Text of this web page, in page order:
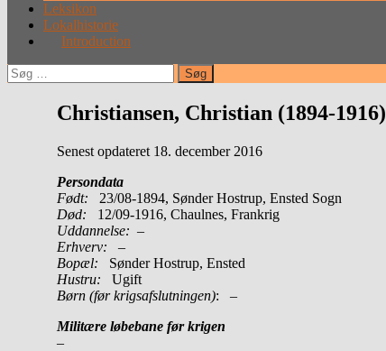
Leksikon
Lokalhistorie
Introduction
Søg
efter:
Christiansen, Christian (1894-1916)
Senest opdateret 18. december 2016
Persondata
Født: 23/08-1894, Sønder Hostrup, Ensted Sogn
Død: 12/09-1916, Chaulnes, Frankrig
Uddannelse: –
Erhverv: –
Bopæl: Sønder Hostrup, Ensted
Hustru: Ugift
Børn (før krigsafslutningen): –
Militære løbebane før krigen
–